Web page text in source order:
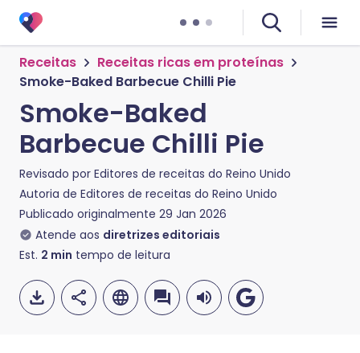
Receitas
Receitas ricas em proteínas
Smoke-Baked Barbecue Chilli Pie
Smoke-Baked
Barbecue Chilli Pie
Revisado por Editores de receitas do Reino Unido
Autoria de Editores de receitas do Reino Unido
Publicado originalmente 29 Jan 2026
Atende aos diretrizes editoriais
Est. 2 min tempo de leitura